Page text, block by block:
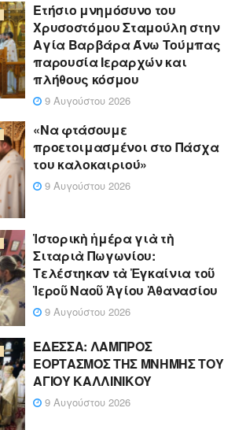
Ετήσιο μνημόσυνο του
Χρυσοστόμου Σταμούλη στην
Αγία Βαρβάρα Άνω Τούμπας
παρουσία Ιεραρχών και
πλήθους κόσμου
9 Αυγούστου 2026
«Να φτάσουμε
προετοιμασμένοι στο Πάσχα
του καλοκαιριού»
9 Αυγούστου 2026
Ἱστορικὴ ἡμέρα γιὰ τὴ
Σιταριὰ Πωγωνίου:
Τελέστηκαν τὰ Ἐγκαίνια τοῦ
Ἱεροῦ Ναοῦ Ἁγίου Ἀθανασίου
9 Αυγούστου 2026
ΕΔΕΣΣΑ: ΛΑΜΠΡΟΣ
ΕΟΡΤΑΣΜΟΣ ΤΗΣ ΜΝΗΜΗΣ ΤΟΥ
ΑΓΙΟΥ ΚΑΛΛΙΝΙΚΟΥ
9 Αυγούστου 2026